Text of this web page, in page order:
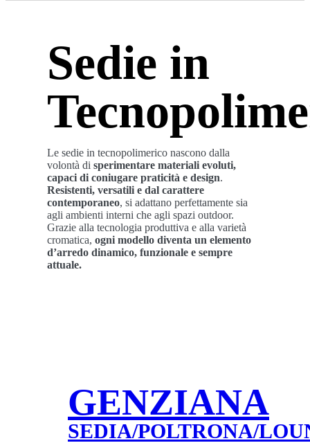
Sedie in
Le sedie in tecnopolimerico nascono dalla
volontà di sperimentare materiali evoluti,
capaci di coniugare praticità e design.
Resistenti, versatili e dal carattere
contemporaneo, si adattano perfettamente sia
agli ambienti interni che agli spazi outdoor.
Grazie alla tecnologia produttiva e alla varietà
cromatica, ogni modello diventa un elemento
d’arredo dinamico, funzionale e sempre
attuale.
GENZIANA
SEDIA/POLTRONA/